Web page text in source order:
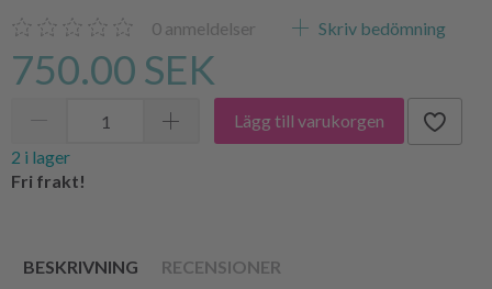
0 anmeldelser Skriv bedömning
750.00 SEK
Lägg till varukorgen
2 i lager
Fri frakt!
BESKRIVNING RECENSIONER